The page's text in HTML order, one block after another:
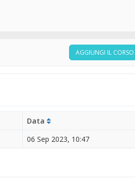
AGGIUNGI IL CORSO
Data
06 Sep 2023, 10:47